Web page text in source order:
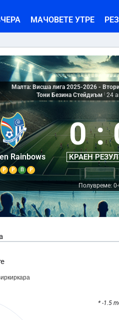
МАЧОВЕТЕ УТРЕ
Малта: Висша лига 2025-2026 -
Тони Безина Стейдиъм 24
Rainbows
Р Р П Р
0 :
КРАЕН
Полувреме:
* -1.5